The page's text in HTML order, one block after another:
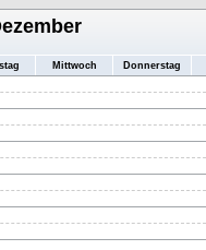
Mittwoch Donnerstag